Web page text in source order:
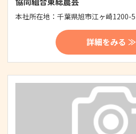
本社所在地： 千葉県旭市江ヶ崎1200-5
詳細をみる ≫